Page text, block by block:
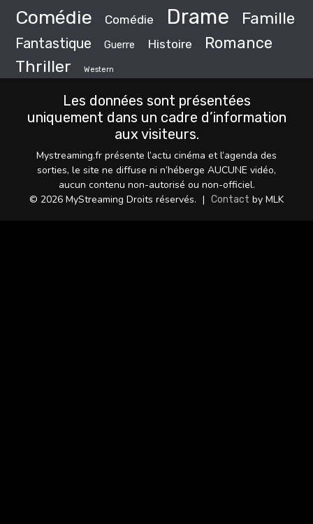
Comédie Comédie Drame Famille
Fantastique Guerre Histoire Romance
Thriller Western
Les données sont présentées
uniquement dans un cadre d’information
aux visiteurs.
Mystreaming.fr présente l’actu cinéma et l’agenda des
sorties, le site ne diffuse ni n’héberge AUCUNE vidéo,
aucun contenu non-autorisé ou non-officiel.
© 2026 MyStreaming Droits réservés. | Contact by MLK